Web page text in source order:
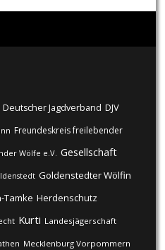
Deutscher Jagdverband DJV
Freundeskreis freilebender
Wölfe e.V. Gesellschaft
Goldenstedter Wölfin
Tamke Herdenschutz
Kurti Landesjägerschaft
Mecklenburg Vorpommern